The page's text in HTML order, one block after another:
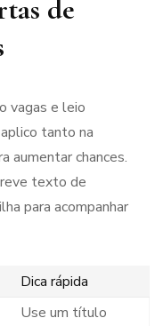
de
vagas e leio
tanto na
aumentar chances.
texto de
para acompanhar
Dica rápida
Use um título